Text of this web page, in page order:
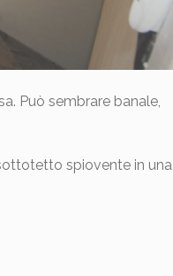
Può sembrare banale,
spiovente in una